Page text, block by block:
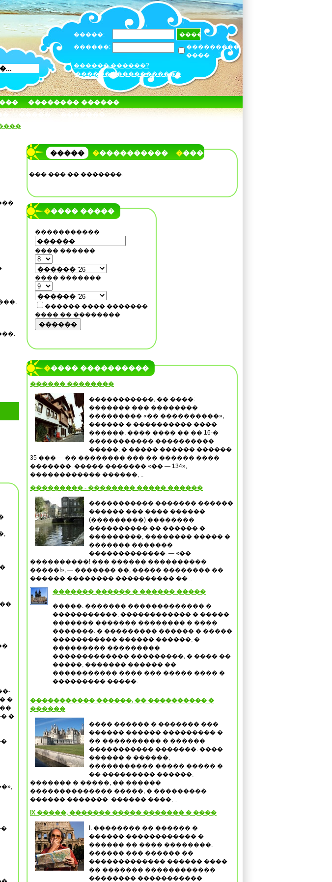
�����:
������:
���������
����
������ ������?
������������������
�������� ������
����� �������
�
�
����� ����������� �����
��� ��� �� �������.
����� �����
�����������
���� ������
���� �������
������ ���� �������
���� �� ��������
������
����� ����������
������ ��������
�����������, �� ����:
������� ��� ��������
��������� «�� ����������»,
������ � ���������� ����
������, ���� ���� �� �� 16-�
����������� ����������
�����, � ����� ������ ������
35 ��� — �� �������� ��� �� ������ ����
�������. ����� ������� «�� — 134»,
������������ ������, ..
��������� - �������� ����� ������
����������� ������� ������
������ ��� ���� ������
(���������) ��������
���������� �� ������ �
���������, �������� ����� �
������� �������
�������������. — «��
����������! ��� ������ ����������
�����!», — ������� ��, ����� �������� ��
������ �������� ���������� �� ..
������� ������ � ������ �����
�����. ������� ������������� �
�����������, ������������ � �����
������� ������� �������� � ����
�������. � ��������� ������ � �����
����������� ������ ������, �
��������� ���������
������������� ���������, � ���� ��
�����, ������� ������ ��
����������� ���� ��� ����� ���� �
��������� �����.
����������� ������, �� ���������� �
������
���� ������ � ������� ���
������ ������ ��������� �
�� ���������� � ������
����������� �������. ����
������ � ������,
����������� ����� ����� �
�� ��������� ������,
������� � �����, �� ������
�������������� �����, � ���������
������ �������. ������ ����, ..
IX �����, ������� ����� ������� � ����
I. �������� �� ������ �
������ ������������ �
������ �� ���� ��������.
������ ��� ������ ��
������������� ������ ����
�� ������� ������������
�������� �����������